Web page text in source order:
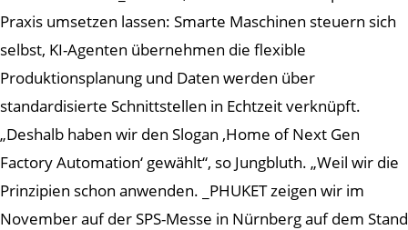
Praxis umsetzen lassen: Smarte Maschinen steuern sich
selbst, KI-Agenten übernehmen die flexible
Produktionsplanung und Daten werden über
standardisierte Schnittstellen in Echtzeit verknüpft.
„Deshalb haben wir den Slogan ‚Home of Next Gen
Factory Automation‘ gewählt“, so Jungbluth. „Weil wir die
Prinzipien schon anwenden. _PHUKET zeigen wir im
November auf der SPS-Messe in Nürnberg auf dem Stand